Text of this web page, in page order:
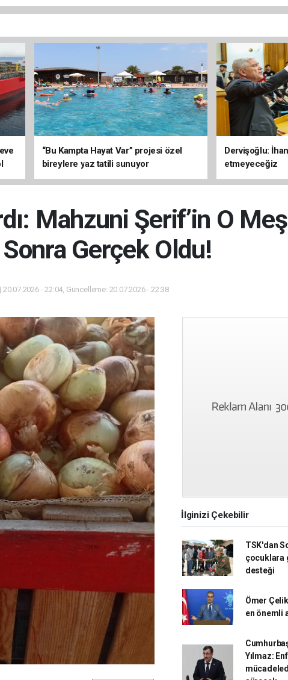
“Bu Kampta Hayat Var” projesi özel
bireylere yaz tatili sunuyor
Dervişoğlu:
etmeyeceğiz
Mahzuni Şerif’in O
Gerçek Oldu!
- 22:04, Güncelleme: 20.07.2026 - 22:38
İlginizi Çekebilir
TSK'dan
çocuklara
desteği
Ömer
en önemli
Yılmaz: